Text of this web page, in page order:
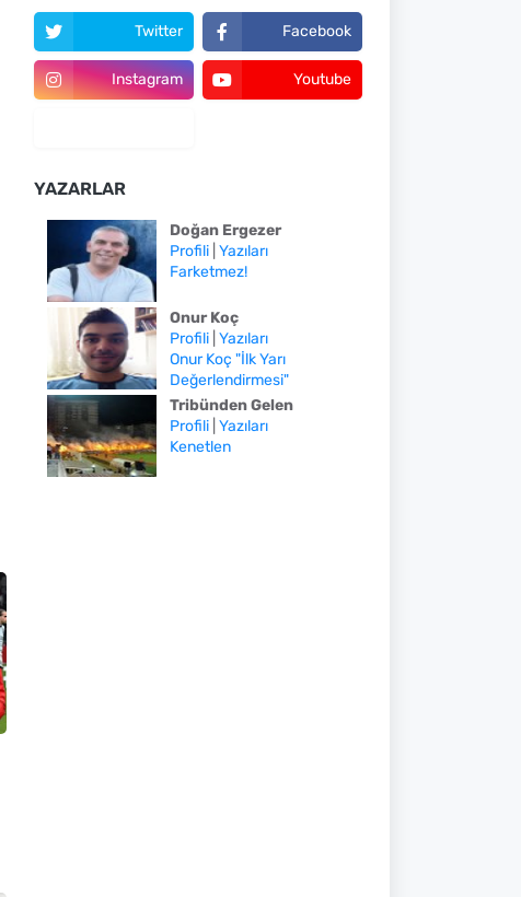
Twitter Facebook
Instagram Youtube
YAZARLAR
Doğan Ergezer
Profili| Yazıları
Farketmez!
Onur Koç
Profili| Yazıları
Onur Koç "İlk Yarı
Değerlendirmesi"
Tribünden Gelen
Profili| Yazıları
Kenetlen